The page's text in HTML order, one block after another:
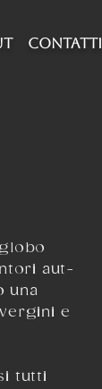
CONTATTI
aut-
una
e
tutti